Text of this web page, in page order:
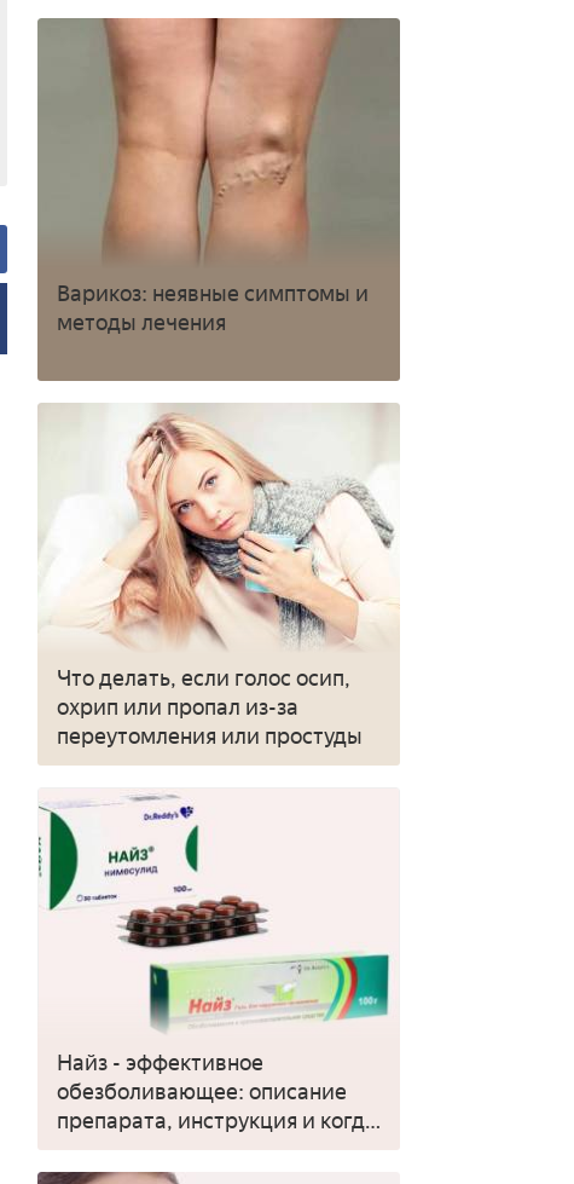
Варикоз: неявные симптомы и
методы лечения
Что делать, если голос осип,
охрип или пропал из-за
переутомления или простуды
Найз - эффективное
обезболивающее: описание
препарата, инструкция и когда
применять